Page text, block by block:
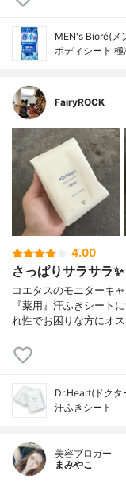
MEN's Bioré(メ
ボディシート
FairyROCK
4.00
さっぱりサラサラ✨
コエタスのモニターキ
『薬用』汗ふきシート
れ性でお困りな方にオ
Dr.Heart(ドクタ
汗ふきシート
美容ブロガー
まみやこ